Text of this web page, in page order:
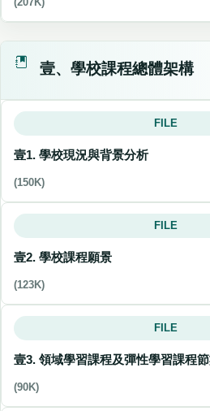
(207K)
壹、學校課程總體架構
FILE
壹1. 學校現況與背景分析
(150K)
FILE
壹2. 學校課程願景
(123K)
FILE
壹3. 領域學習課程及彈性學習課程
(90K)